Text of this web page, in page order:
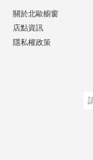
關於北歐櫥窗
店點資訊
隱私權政策